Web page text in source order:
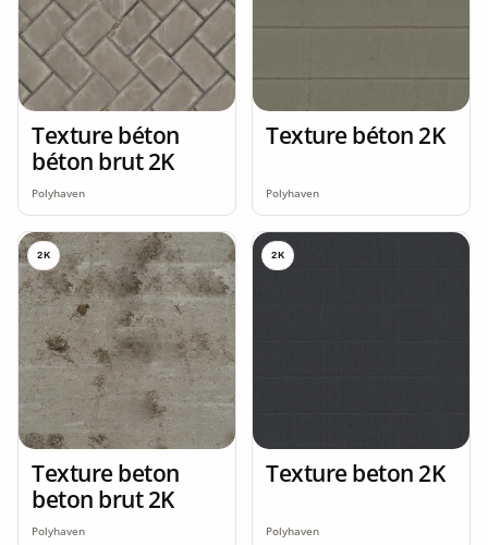
Texture béton
béton brut 2K
Polyhaven
Texture béton 2K
Polyhaven
2K
Texture beton
beton brut 2K
Polyhaven
2K
Texture beton 2K
Polyhaven